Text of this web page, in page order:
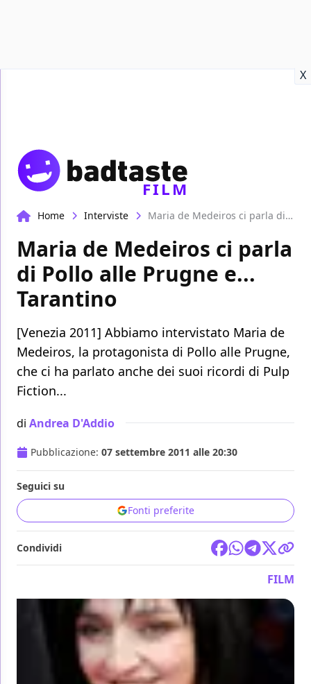
X
FILM
Home Interviste Maria de Medeiros ci parla di Pollo alle Prugne e... Tarantino
Maria de Medeiros ci parla
di Pollo alle Prugne e...
Tarantino
[Venezia 2011] Abbiamo intervistato Maria de
Medeiros, la protagonista di Pollo alle Prugne,
che ci ha parlato anche dei suoi ricordi di Pulp
Fiction...
di Andrea D'Addio
Pubblicazione: 07 settembre 2011 alle 20:30
Seguici su
Fonti preferite
Condividi
FILM